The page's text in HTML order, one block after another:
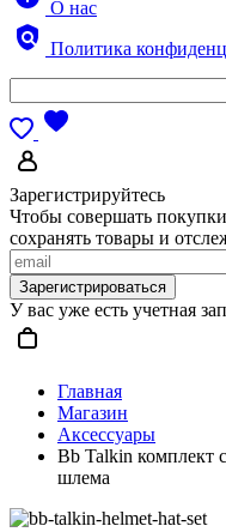
О нас
Политика
Зарегистрируйтесь
Чтобы совершать
сохранять товары и
Зарегистрироваться
У вас уже есть учетная
Главная
Магазин
Аксессуары
Bb Talkin комплект
шлема